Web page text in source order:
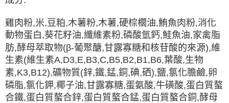
雞肉粉,米,豆粕,木薯粉,木薯,硬棕櫚油,鮪魚肉粉,消化
動物蛋白,葵花籽油,纖維素粉,磷酸氫鈣,鮭魚油,家禽脂
肪,酵母萃取物(β-葡聚醣,甘露寡糖和核苷酸的來源),維
生素(維生素A,D3,E,B3,C,B5,B2,B1,B6,葉酸,生物
素,K3,B12),礦物質(鋅,鐵,錳,銅,碘,硒),鹽,氯化膽鹼,卵
磷脂,氯化鉀,椰子油,甘露寡糖,蛋氨酸,牛磺酸,蛋白質螯
合鐵,蛋白質螯合鋅,蛋白質螯合錳,蛋白質螯合銅,酵母